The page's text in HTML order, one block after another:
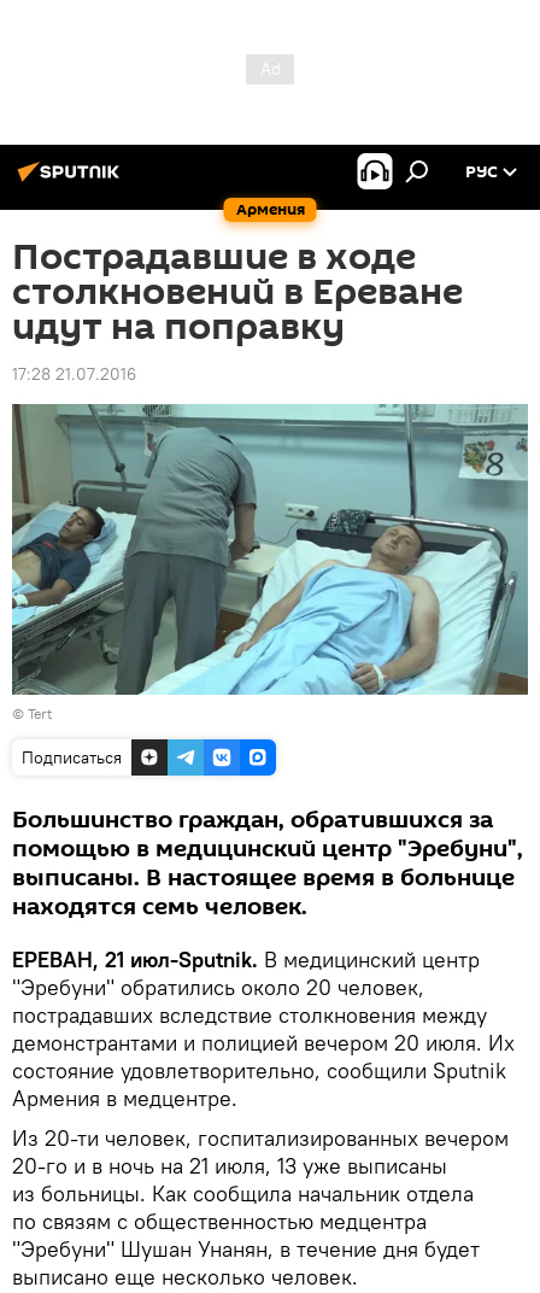
Армения
РУС
Пострадавшие в ходе
столкновений в Ереване
идут на поправку
17:28 21.07.2016
© Tert
Подписаться
Большинство граждан, обратившихся за
помощью в медицинский центр "Эребуни",
выписаны. В настоящее время в больнице
находятся семь человек.
ЕРЕВАН, 21 июл-Sputnik. В медицинский центр
"Эребуни" обратились около 20 человек,
пострадавших вследствие столкновения между
демонстрантами и полицией вечером 20 июля. Их
состояние удовлетворительно, сообщили Sputnik
Армения в медцентре.
Из 20-ти человек, госпитализированных вечером
20-го и в ночь на 21 июля, 13 уже выписаны
из больницы. Как сообщила начальник отдела
по связям с общественностью медцентра
"Эребуни" Шушан Унанян, в течение дня будет
выписано еще несколько человек.